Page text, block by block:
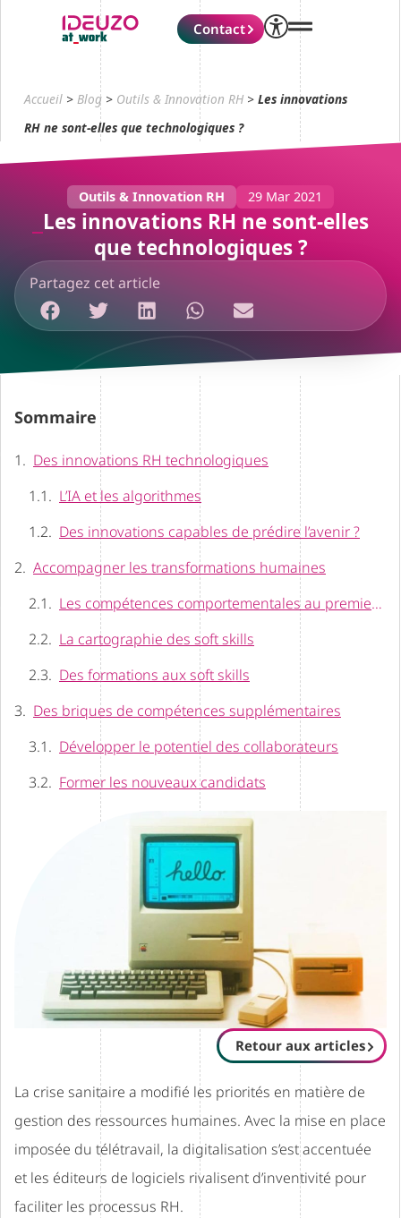
Contact
Accueil > Blog > Outils & Innovation RH >Les innovations
RH ne sont-elles que technologiques ?
Outils & Innovation RH 29 Mar 2021
Les innovations RH ne sont-elles
que technologiques ?
Partagez cet article
La crise sanitaire a modifié les priorités en matière de
gestion des ressources humaines. Avec la mise en place
imposée du télétravail, la digitalisation s’est accentuée
et les éditeurs de logiciels rivalisent d’inventivité pour
faciliter les processus RH.
Sommaire
Des innovations RH technologiques
L’IA et les algorithmes
Des innovations capables de prédire l’avenir ?
Accompagner les transformations humaines
Les compétences comportementales au premier plan
La cartographie des soft skills
Des formations aux soft skills
Des briques de compétences supplémentaires
Développer le potentiel des collaborateurs
Former les nouveaux candidats
Retour aux articles